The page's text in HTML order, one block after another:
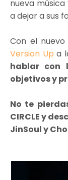
nueva
a dejar a sus
Con el nuevo
Version Up a
hablar con
objetivos y
No te
CIRCLE y
JinSoul y